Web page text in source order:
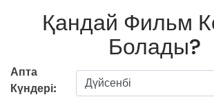
Қандай Фильм
Болады?
Апта
Күндері: